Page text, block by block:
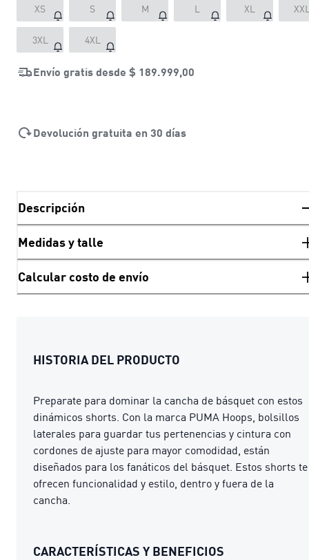
XS S M L XL
3XL 4XL
Envío gratis desde $ 189.999,00
Devolución gratuita en 30 días
Descripción
Medidas y talle
Calcular costo de envío
HISTORIA DEL PRODUCTO
Preparate para dominar la cancha de básquet con estos
dinámicos shorts. Con la marca PUMA Hoops, bolsillos
laterales para guardar tus pertenencias y cintura con
cordones de ajuste para mayor comodidad, están
diseñados para los fanáticos del básquet. Estos shorts te
ofrecen funcionalidad y estilo, dentro y fuera de la
cancha.
CARACTERÍSTICAS Y BENEFICIOS